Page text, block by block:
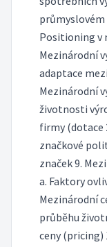
průmyslovém
Positioning v
Mezinárodní
adaptace
Mezinárodní
životnosti
firmy (dotace
značkové
značek 9.
a. Faktory
Mezinárodní
průběhu
ceny